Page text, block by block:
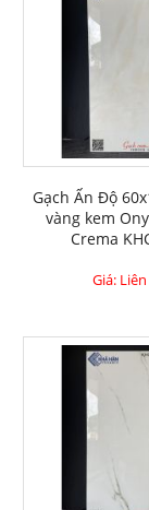
Gạch Ấn Độ
vàng kem
Crema
Giá: